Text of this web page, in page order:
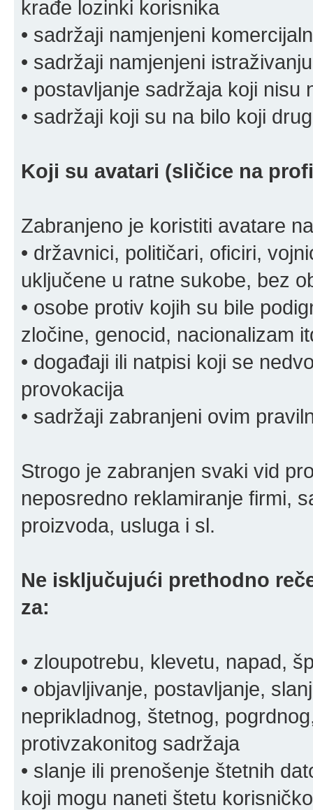
krađe lozinki korisnika
• sadržaji namjenjeni
• sadržaji namjenjeni
• postavljanje sadržaja koji
• sadržaji koji su na bilo koji
Koji su avatari (sličice na
Zabranjeno je koristiti avatare
• državnici, političari, oficiri,
uključene u ratne sukobe, bez
• osobe protiv kojih su bile
zločine, genocid, nacionalizam
• događaji ili natpisi koji se
provokacija
• sadržaji zabranjeni ovim
Strogo je zabranjen svaki vid
neposredno reklamiranje firmi,
proizvoda, usluga i sl.
Ne isključujući prethodno
za:
• zloupotrebu, klevetu, napad,
• objavljivanje, postavljanje,
neprikladnog, štetnog,
protivzakonitog sadržaja
• slanje ili prenošenje štetnih
koji mogu naneti štetu